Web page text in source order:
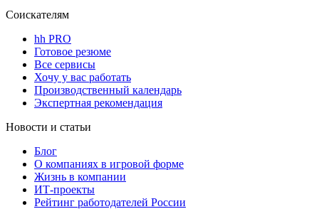
Соискателям
hh PRO
Готовое резюме
Все сервисы
Хочу у вас работать
Производственный календарь
Экспертная рекомендация
Новости и статьи
Блог
О компаниях в игровой форме
Жизнь в компании
ИТ-проекты
Рейтинг работодателей России